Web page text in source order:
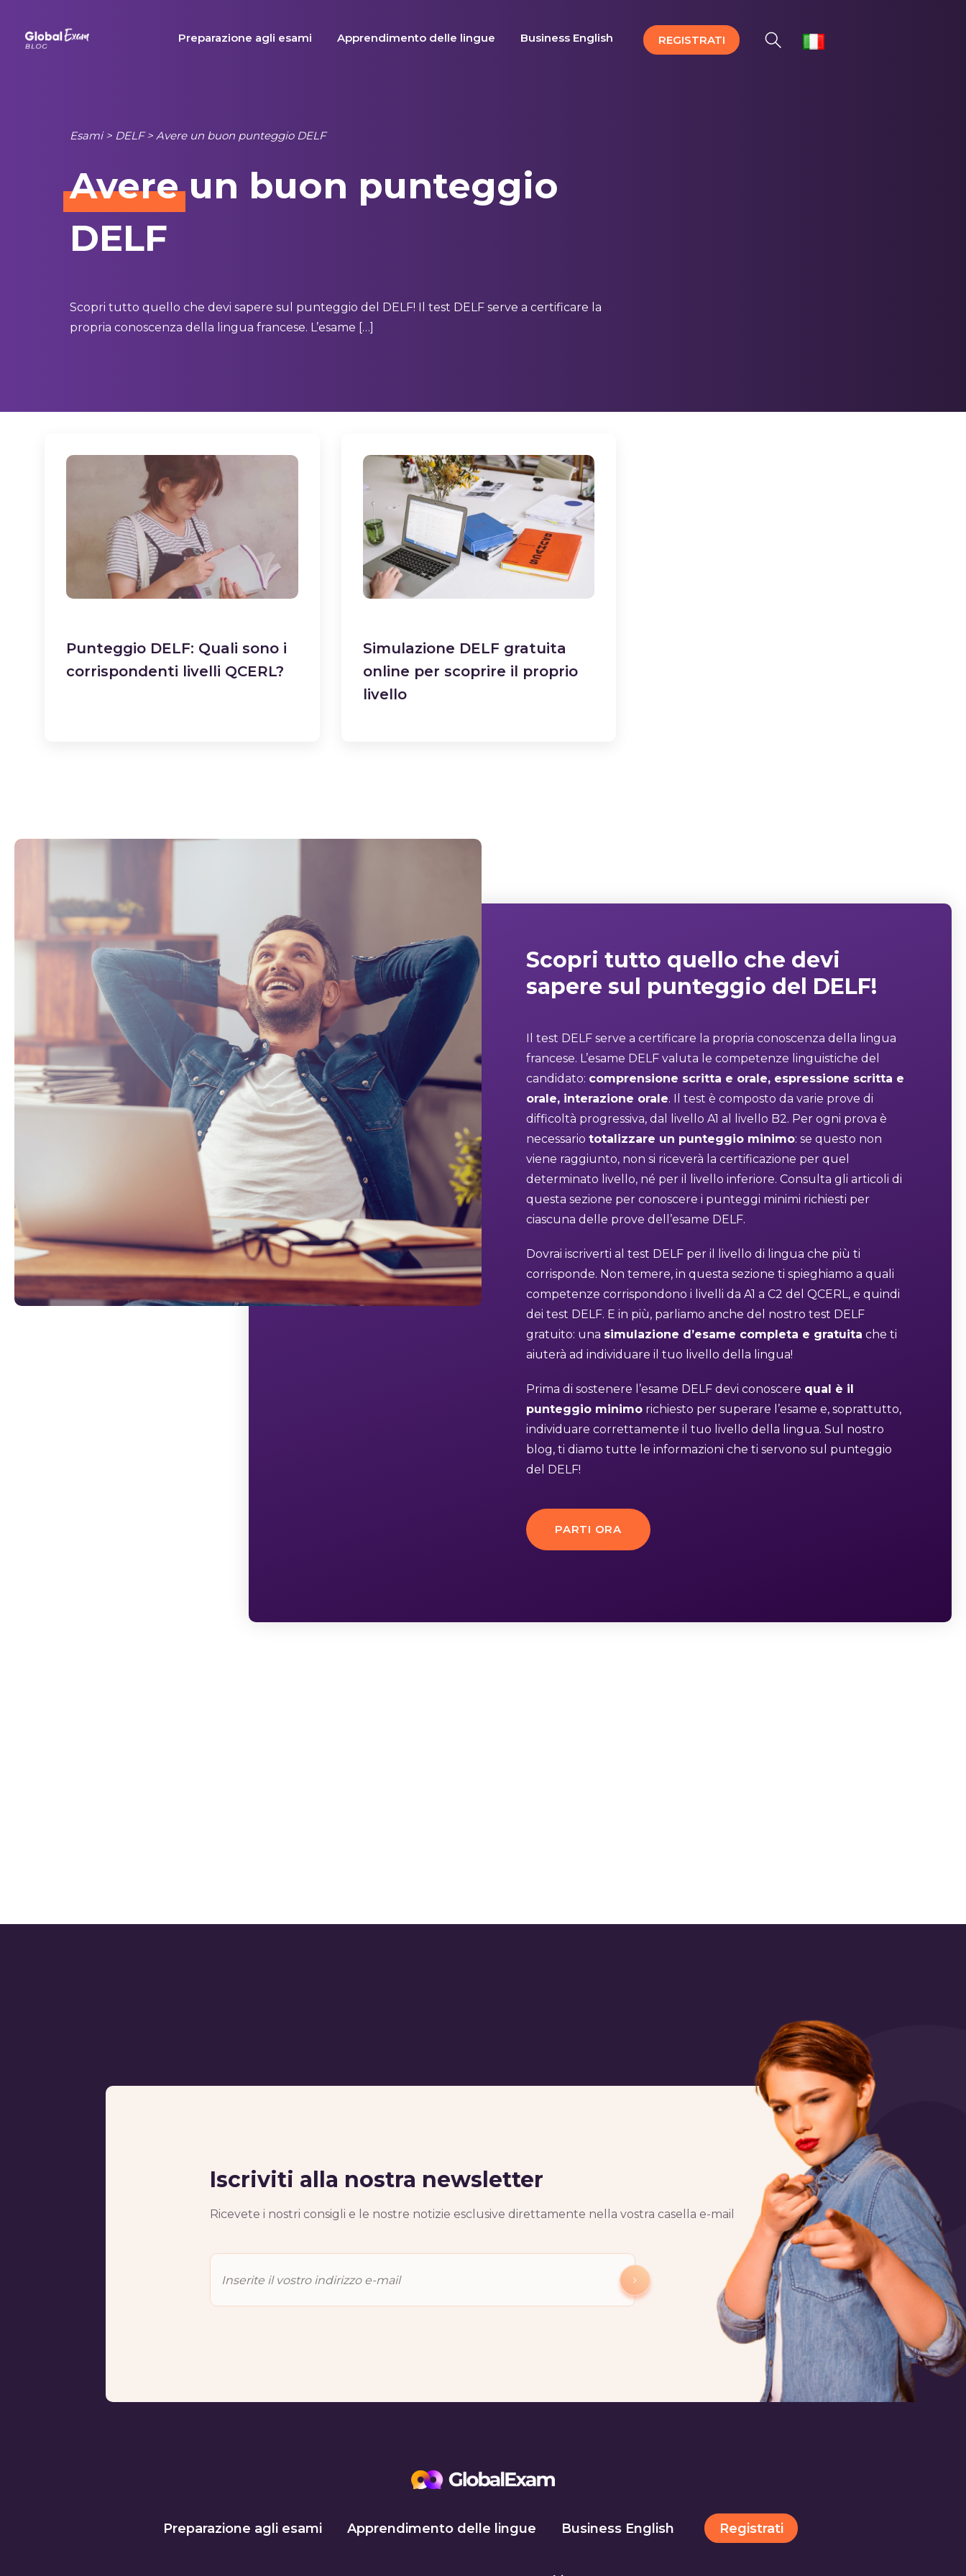
content
Preparazione agli esami Apprendimento delle lingue Business English REGISTRATI
Esami> DELF> Avere un buon punteggio DELF
Avereun buon punteggio
DELF
Scopri tutto quello che devi sapere sul punteggio del DELF! Il test DELF serve a certificare la
propria conoscenza della lingua francese. L’esame […]
Punteggio DELF: Quali sono i
corrispondenti livelli QCERL?
Simulazione DELF gratuita
online per scoprire il proprio
livello
Scopri tutto quello che devi
sapere sul punteggio del DELF!
Il test DELF serve a certificare la propria conoscenza della lingua
francese. L’esame DELF valuta le competenze linguistiche del
candidato: comprensione scritta e orale, espressione scritta e
orale, interazione orale. Il test è composto da varie prove di
difficoltà progressiva, dal livello A1 al livello B2. Per ogni prova è
necessario totalizzare un punteggio minimo: se questo non
viene raggiunto, non si riceverà la certificazione per quel
determinato livello, né per il livello inferiore. Consulta gli articoli di
questa sezione per conoscere i punteggi minimi richiesti per
ciascuna delle prove dell’esame DELF.
Dovrai iscriverti al test DELF per il livello di lingua che più ti
corrisponde. Non temere, in questa sezione ti spieghiamo a quali
competenze corrispondono i livelli da A1 a C2 del QCERL, e quindi
dei test DELF. E in più, parliamo anche del nostro test DELF
gratuito: una simulazione d’esame completa e gratuita che ti
aiuterà ad individuare il tuo livello della lingua!
Prima di sostenere l’esame DELF devi conoscere qual è il
punteggio minimo richiesto per superare l’esame e, soprattutto,
individuare correttamente il tuo livello della lingua. Sul nostro
blog, ti diamo tutte le informazioni che ti servono sul punteggio
del DELF!
PARTI ORA
Iscriviti alla nostra newsletter
Ricevete i nostri consigli e le nostre notizie esclusive direttamente nella vostra casella e-mail
Preparazione agli esami Apprendimento delle lingue Business English Registrati